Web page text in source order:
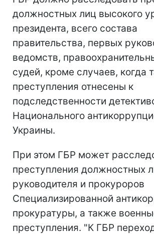
должностных лиц высокого
президента, всего состава
правительства, первых
ведомств,
судей, кроме случаев, когда
преступления отнесены к
подследственности
Национального
Украины.
При этом ГБР может
преступления должностных
руководителя и прокуроров
Специализированной
прокуратуры, а также
преступления. "К ГБР